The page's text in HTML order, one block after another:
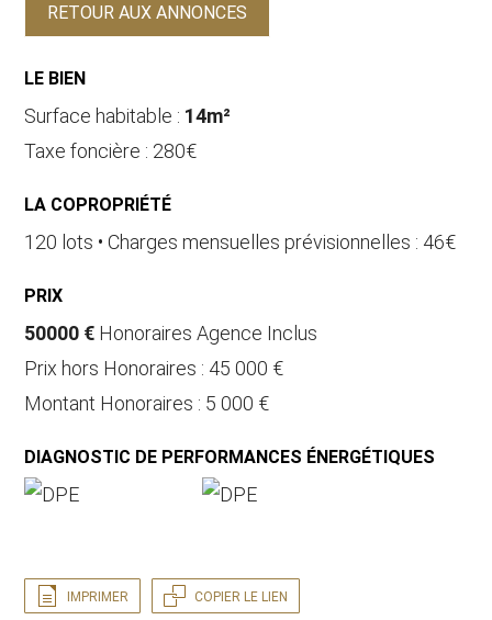
RETOUR AUX ANNONCES
LE BIEN
Surface habitable : 14m²
Taxe foncière : 280€
LA COPROPRIÉTÉ
120 lots • Charges mensuelles prévisionnelles : 46€
PRIX
50000 € Honoraires Agence Inclus
Prix hors Honoraires : 45 000 €
Montant Honoraires : 5 000 €
DIAGNOSTIC DE PERFORMANCES ÉNERGÉTIQUES
IMPRIMER COPIER LE LIEN